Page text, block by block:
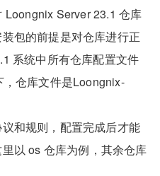
Loongnix Server 23.1 仓库
包的前提是对仓库进行正
系统中所有仓库配置文件
仓库文件是Loongnix-
和规则，配置完成后才能
以 os 仓库为例，其余仓库